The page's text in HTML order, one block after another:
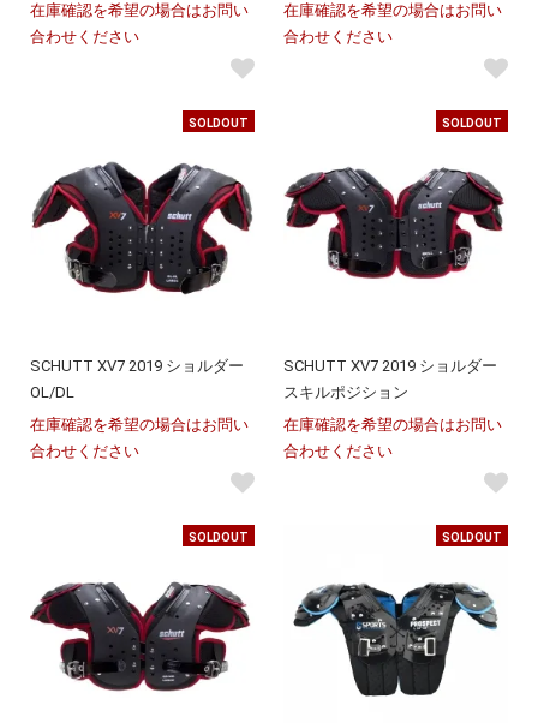
在庫確認を希望の場合はお問い
合わせください
在庫確認を希望の場合はお問い
合わせください
SOLDOUT
SCHUTT XV7 2019 ショルダー
OL/DL
在庫確認を希望の場合はお問い
合わせください
SOLDOUT
SCHUTT XV7 2019 ショルダー
スキルポジション
在庫確認を希望の場合はお問い
合わせください
SOLDOUT SOLDOUT